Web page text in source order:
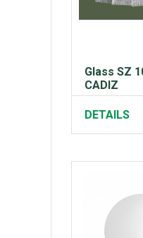
Glass SZ
CADIZ
DETAILS